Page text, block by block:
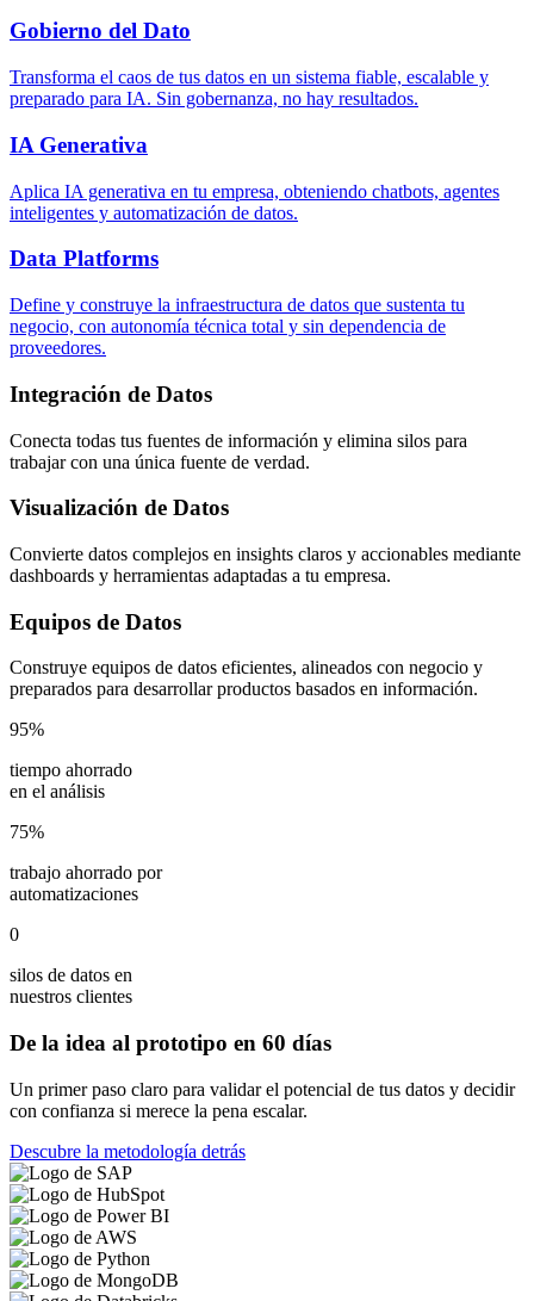
Gobierno del Dato
Transforma el caos de tus datos en un sistema fiable, escalable y
preparado para IA. Sin gobernanza, no hay resultados.
IA Generativa
Aplica IA generativa en tu empresa, obteniendo chatbots, agentes
inteligentes y automatización de datos.
Data Platforms
Define y construye la infraestructura de datos que sustenta tu
negocio, con autonomía técnica total y sin dependencia de
proveedores.
Integración de Datos
Conecta todas tus fuentes de información y elimina silos para
trabajar con una única fuente de verdad.
Visualización de Datos
Convierte datos complejos en insights claros y accionables mediante
dashboards y herramientas adaptadas a tu empresa.
Equipos de Datos
Construye equipos de datos eficientes, alineados con negocio y
preparados para desarrollar productos basados en información.
95%
tiempo ahorrado
en el análisis
75%
trabajo ahorrado por
automatizaciones
0
silos de datos en
nuestros clientes
De la idea al prototipo en 60 días
Un primer paso claro para validar el potencial de tus datos y decidir
con confianza si merece la pena escalar.
Descubre la metodología detrás